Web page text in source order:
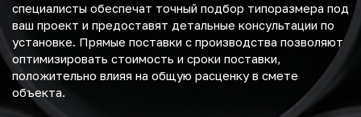
специалисты обеспечат точный подбор типоразмера под
ваш проект и предоставят детальные консультации по
установке. Прямые поставки с производства позволяют
оптимизировать стоимость и сроки поставки,
положительно влияя на общую расценку в смете
объекта.